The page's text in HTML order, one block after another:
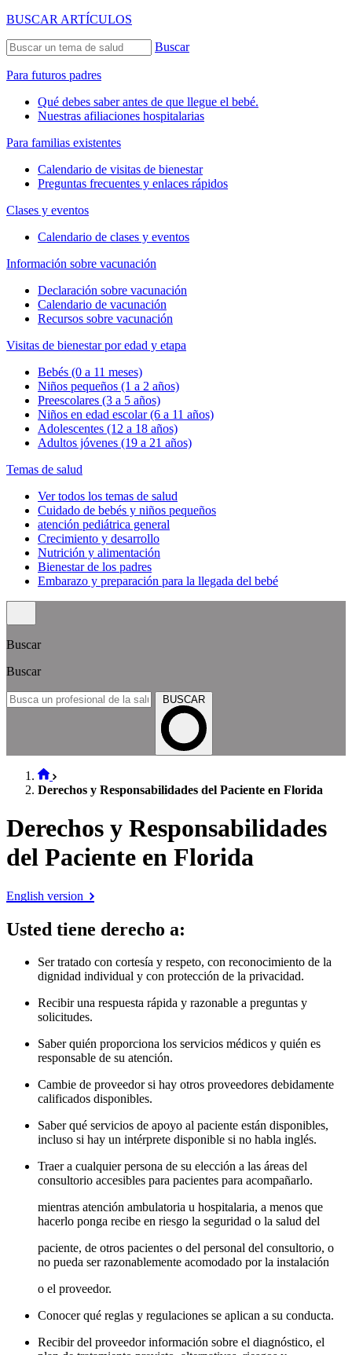
BUSCAR ARTÍCULOS
Buscar
Para futuros padres
Qué debes saber antes de que llegue el bebé.
Nuestras afiliaciones hospitalarias
Para familias existentes
Calendario de visitas de bienestar
Preguntas frecuentes y enlaces rápidos
Clases y eventos
Calendario de clases y eventos
Información sobre vacunación
Declaración sobre vacunación
Calendario de vacunación
Recursos sobre vacunación
Visitas de bienestar por edad y etapa
Bebés (0 a 11 meses)
Niños pequeños (1 a 2 años)
Preescolares (3 a 5 años)
Niños en edad escolar (6 a 11 años)
Adolescentes (12 a 18 años)
Adultos jóvenes (19 a 21 años)
Temas de salud
Ver todos los temas de salud
Cuidado de bebés y niños pequeños
atención pediátrica general
Crecimiento y desarrollo
Nutrición y alimentación
Bienestar de los padres
Embarazo y preparación para la llegada del bebé
Buscar
Buscar
BUSCAR
Derechos y Responsabilidades del Paciente en Florida
Derechos y Responsabilidades
del Paciente en Florida
English version
Usted tiene derecho a:
Ser tratado con cortesía y respeto, con reconocimiento de la
dignidad individual y con protección de la privacidad.
Recibir una respuesta rápida y razonable a preguntas y
solicitudes.
Saber quién proporciona los servicios médicos y quién es
responsable de su atención.
Cambie de proveedor si hay otros proveedores debidamente
calificados disponibles.
Saber qué servicios de apoyo al paciente están disponibles,
incluso si hay un intérprete disponible si no habla inglés.
Traer a cualquier persona de su elección a las áreas del
consultorio accesibles para pacientes para acompañarlo.
mientras atención ambulatoria u hospitalaria, a menos que
hacerlo ponga recibe en riesgo la seguridad o la salud del
paciente, de otros pacientes o del personal del consultorio, o
no pueda ser razonablemente acomodado por la instalación
o el proveedor.
Conocer qué reglas y regulaciones se aplican a su conducta.
Recibir del proveedor información sobre el diagnóstico, el